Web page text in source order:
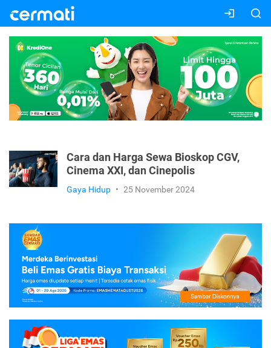
Cara dan Harga Sewa Bioskop CGV,
Cinema XXI, dan Cinepolis
Gaya Hidup • 25 November 2024